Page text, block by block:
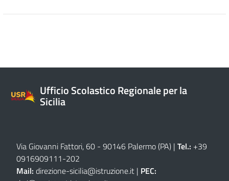
Ufficio Scolastico Regionale per la
Sicilia
Via Giovanni Fattori, 60 - 90146 Palermo (PA) | Tel.: +39
0916909111-202
Mail: direzione-sicilia@istruzione.it | PEC: